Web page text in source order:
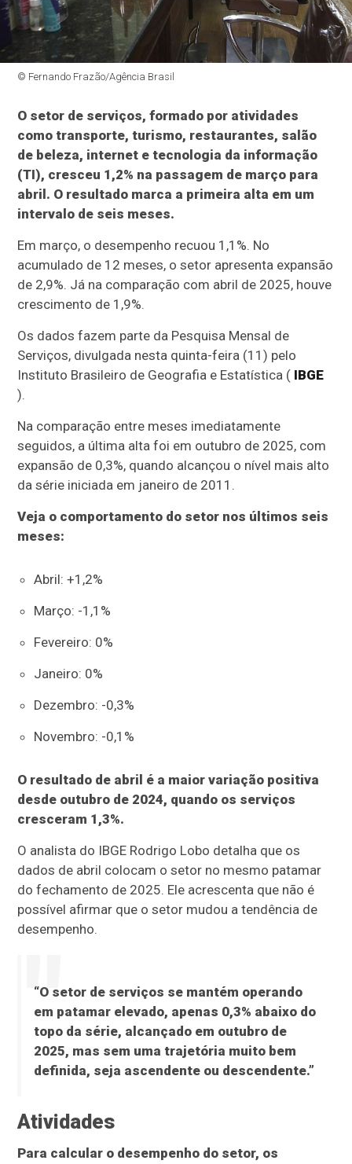
© Fernando Frazão/Agência Brasil
O setor de serviços, formado por atividades
como transporte, turismo, restaurantes, salão
de beleza, internet e tecnologia da informação
(TI), cresceu 1,2% na passagem de março para
abril. O resultado marca a primeira alta em um
intervalo de seis meses.
Em março, o desempenho recuou 1,1%. No
acumulado de 12 meses, o setor apresenta expansão
de 2,9%. Já na comparação com abril de 2025, houve
crescimento de 1,9%.
Os dados fazem parte da Pesquisa Mensal de
Serviços, divulgada nesta quinta-feira (11) pelo
Instituto Brasileiro de Geografia e Estatística ( IBGE
).
Na comparação entre meses imediatamente
seguidos, a última alta foi em outubro de 2025, com
expansão de 0,3%, quando alcançou o nível mais alto
da série iniciada em janeiro de 2011.
Veja o comportamento do setor nos últimos seis
meses:
Abril: +1,2%
Março: -1,1%
Fevereiro: 0%
Janeiro: 0%
Dezembro: -0,3%
Novembro: -0,1%
O resultado de abril é a maior variação positiva
desde outubro de 2024, quando os serviços
cresceram 1,3%.
O analista do IBGE Rodrigo Lobo detalha que os
dados de abril colocam o setor no mesmo patamar
do fechamento de 2025. Ele acrescenta que não é
possível afirmar que o setor mudou a tendência de
desempenho.
“O setor de serviços se mantém operando
em patamar elevado, apenas 0,3% abaixo do
topo da série, alcançado em outubro de
2025, mas sem uma trajetória muito bem
definida, seja ascendente ou descendente.”
Atividades
Para calcular o desempenho do setor, os